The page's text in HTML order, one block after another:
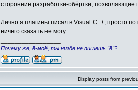
сторонние разработки-обёртки,
Лично я плагины писал в Visual C++, просто
ничего сказать не могу.
Почему же, ё-моё, ты нигде не пишешь "ё"?
Display posts from